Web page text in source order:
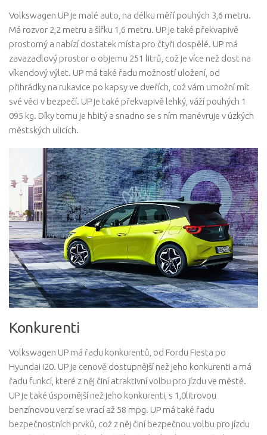
Volkswagen UP je malé auto, na délku měří pouhých 3,6 metru.
Má rozvor 2,2 metru a šířku 1,6 metru. UP je také překvapivě
prostorný a nabízí dostatek místa pro čtyři dospělé. UP má
zavazadlový prostor o objemu 251 litrů, což je více než dost na
víkendový výlet. UP má také řadu možností uložení, od
přihrádky na rukavice po kapsy ve dveřích, což vám umožní mít
své věci v bezpečí. UP je také překvapivě lehký, váží pouhých 1
095 kg. Díky tomu je hbitý a snadno se s ním manévruje v úzkých
městských ulicích.
Konkurenti
Volkswagen UP má řadu konkurentů, od Fordu Fiesta po
Hyundai i20. UP je cenově dostupnější než jeho konkurenti a má
řadu funkcí, které z něj činí atraktivní volbu pro jízdu ve městě.
UP je také úspornější než jeho konkurenti, s 1,0litrovou
benzínovou verzí se vrací až 58 mpg. UP má také řadu
bezpečnostních prvků, což z něj činí bezpečnou volbu pro jízdu